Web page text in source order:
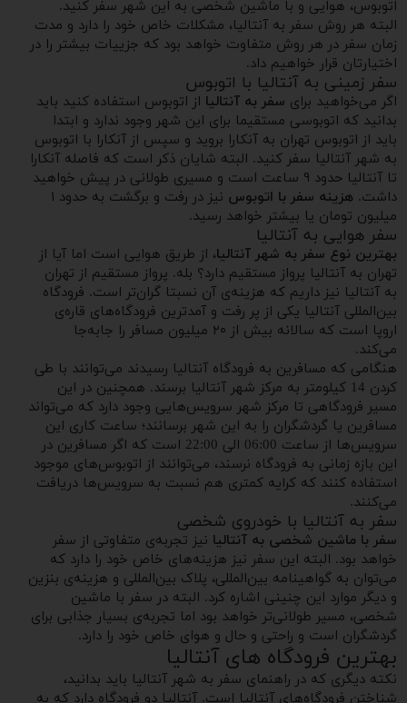
اتوبوس، هوایی و با ماشین شخصی به این شهر سفر کنید.
البته هر روش سفر به آنتالیا، مشکلات خاص خود را دارد و مدت
زمان سفر در هر روش متفاوت خواهد بود که جزییات بیشتر را در
اختیارتان قرار خواهیم داد.
سفر زمینی به آنتالیا با اتوبوس
اگر می‌خواهید برای سفر به آنتالیا از اتوبوس استفاده کنید باید
بدانید که اتوبوسی مستقیما برای این شهر وجود ندارد و ابتدا
باید از اتوبوس تهران به آنکارا بروید و سپس از آنکارا با اتوبوس
به شهر آنتالیا سفر کنید. البته شایان ذکر است که فاصله آنکارا
تا آنتالیا حدود ۹ ساعت است و مسیری طولانی در پیش خواهید
داشت. هزینه سفر با اتوبوس
نیز در رفت و برگشت به حدود ۱
میلیون تومان یا بیشتر خواهد رسید.
سفر هوایی به آنتالیا
بهترین نوع سفر به شهر آنتالیا، از طریق هوایی است اما آیا از
تهران به آنتالیا پرواز مستقیم دارد؟ بله. پرواز مستقیم از تهران
به آنتالیا نیز داریم که هزینه‌ی آن نسبتا گران‌تر است. فرودگاه
بین‌المللی آنتالیا یکی از پر رفت و آمد‌ترین فرودگاه‌های قاره‌ی
اروپا است که سالانه بیش از ۲۰ میلیون مسافر را جابه‌جا
می‌کند.
هنگامی که مسافرین به فرودگاه آنتالیا رسیدند می‌توانند با طی
کردن 14 کیلومتر به مرکز شهر آنتالیا برسند. همچنین در این
مسیر فرودگاهی تا مرکز شهر سرویس‌هایی وجود دارد که می‌تواند
مسافرین یا گردشگران را به این شهر برسانند؛ ساعت کاری این
سرویس‌ها از ساعت 06:00 الی 22:00 است که اگر مسافرین در
این بازه زمانی به فرودگاه نرسند، می‌توانند از اتوبوس‌های موجود
استفاده کنند که کرایه کمتری هم نسبت به سرویس‌ها دریافت
می‌کنند.
سفر به آنتالیا با خودروی شخصی
سفر با ماشین شخصی به آنتالیا نیز تجربه‌ی متفاوتی از سفر
خواهد بود. البته این سفر نیز هزینه‌های خاص خود را دارد که
می‌توان به گواهینامه بین‌المللی، پلاک بین‌المللی و هزینه‌ی بنزین
و دیگر موارد این چنینی اشاره کرد. البته در سفر با ماشین
شخصی، مسیر طولانی‌تر خواهد بود اما تجربه‌ی بسیار جذابی برای
گردشگران است و راحتی و حال و هوای خاص خود را دارد.
بهترین فرودگاه های آنتالیا
نکته دیگری که در راهنمای سفر به شهر آنتالیا باید بدانید،